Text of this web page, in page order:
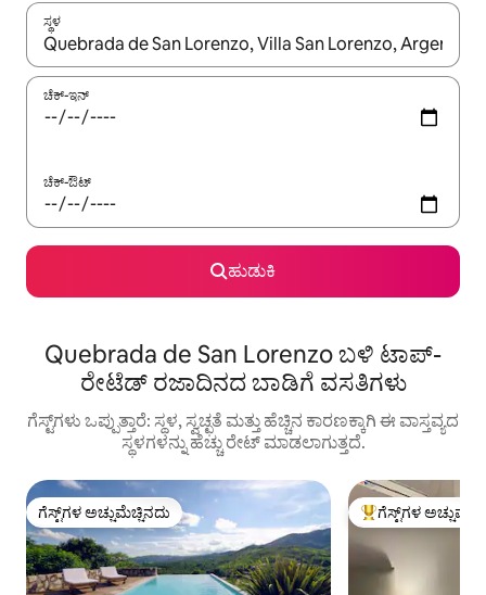
ಸ್ಥಳ
ಫಲಿತಾಂಶಗಳು ಲಭ್ಯವಿರುವಾಗ, ಅಪ್ ಮತ್ತು ಡೌನ್ ಬಾಣದ ಕೀಲಿಗಳೊಂದಿಗೆ
ಚೆಕ್-ಇನ್
ಚೆಕ್-ಔಟ್
ಹುಡುಕಿ
Quebrada de San Lorenzo ಬಳಿ ಟಾಪ್-
ರೇಟೆಡ್ ರಜಾದಿನದ ಬಾಡಿಗೆ ವಸತಿಗಳು
ಗೆಸ್ಟ್‌ಗಳು ಒಪ್ಪುತ್ತಾರೆ: ಸ್ಥಳ, ಸ್ವಚ್ಛತೆ ಮತ್ತು ಹೆಚ್ಚಿನ ಕಾರಣಕ್ಕಾಗಿ ಈ ವಾಸ್ತವ್ಯದ
ಸ್ಥಳಗಳನ್ನು ಹೆಚ್ಚು ರೇಟ್ ಮಾಡಲಾಗುತ್ತದೆ.
ಗೆಸ್ಟ್‌ಗಳ ಅಚ್ಚುಮೆಚ್ಚಿನದು
ಗೆಸ್ಟ್‌ಗಳ ಅಚ್ಚುಮೆಚ್ಚಿನದು ಗೆಸ್ಟ್‌ಗಳಿಗೆ ಅತಿ ಹೆಚ್ಚು
ಗೆಸ್ಟ್‌ಗಳ